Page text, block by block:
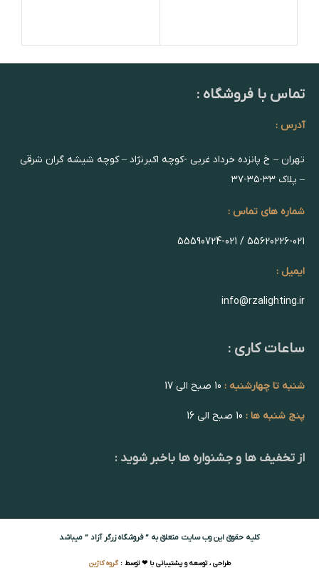
تماس با فروشگاه :
آدرس :
تهران – خ پانزده خرداد غربی -کوچه اکبرنژاد – کوچه شیشه گران شرقی
– پلاک ۳۳-۳۵-۳۷
شماره های تماس :
55620226-021 / 55590724-021
ایمیل :
info@rzalighting.ir
ساعات کاری :
شنبه تا چهارشنبه :
پنج شنبه ها :
از تخفیف ها و جشنواره ها باخبر شوید :
کلیه حقوق این وب سایت متعلق به ” فروشگاه زرگر آزاد ” میباشد
طراحی ، توسعه و پشتیبانی با ❤ توسط :گروه کاژین